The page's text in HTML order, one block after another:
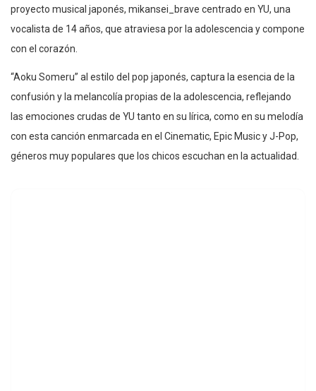
proyecto musical japonés, mikansei_brave centrado en YU, una
vocalista de 14 años, que atraviesa por la adolescencia y compone
con el corazón.
“Aoku Someru” al estilo del pop japonés, captura la esencia de la
confusión y la melancolía propias de la adolescencia, reflejando
las emociones crudas de YU tanto en su lírica, como en su melodía
con esta canción enmarcada en el Cinematic, Epic Music y J-Pop,
géneros muy populares que los chicos escuchan en la actualidad.